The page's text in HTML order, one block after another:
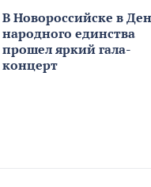
В Новороссийске в
народного единства
прошел яркий гала-
концерт